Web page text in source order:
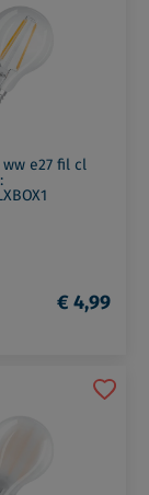
ww e27 fil cl
€ 4,99